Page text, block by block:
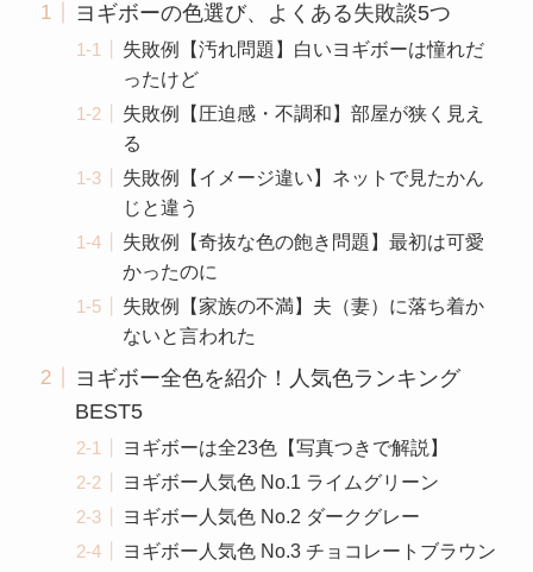
ヨギボーの色選び、よくある失敗談5つ
失敗例【汚れ問題】白いヨギボーは憧れだ
ったけど
失敗例【圧迫感・不調和】部屋が狭く見え
る
失敗例【イメージ違い】ネットで見たかん
じと違う
失敗例【奇抜な色の飽き問題】最初は可愛
かったのに
失敗例【家族の不満】夫（妻）に落ち着か
ないと言われた
ヨギボー全色を紹介！人気色ランキング
BEST5
ヨギボーは全23色【写真つきで解説】
ヨギボー人気色 No.1 ライムグリーン
ヨギボー人気色 No.2 ダークグレー
ヨギボー人気色 No.3 チョコレートブラウン